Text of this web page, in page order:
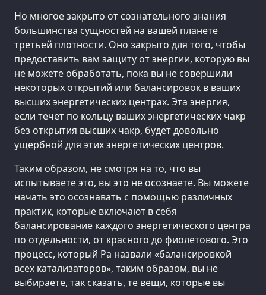
Но многое закрыто от сознательного знания
большинства сущностей на вашей планете
третьей плотности. Оно закрыто для того, чтобы
предоставить вам защиту от энергии, которую вы
не можете обработать, пока вы не совершили
некоторых открытий или балансировок в ваших
высших энергетических центрах. Эта энергия,
если течет по кольцу ваших энергетических чакр
без открытия высших чакр, будет довольно
ущербной для этих энергетических центров.
Таким образом, не смотря на то, что вы
испытываете это, вы это не осознаете. Вы можете
начать это осознавать с помощью различных
практик, которые включают в себя
балансирование каждого энергетического центра
по отдельности, от красного до фиолетового. Это
процесс, который Ра назвали «балансировкой
всех катализаторов», таким образом, вы не
выбираете, так сказать, те вещи, которые вы